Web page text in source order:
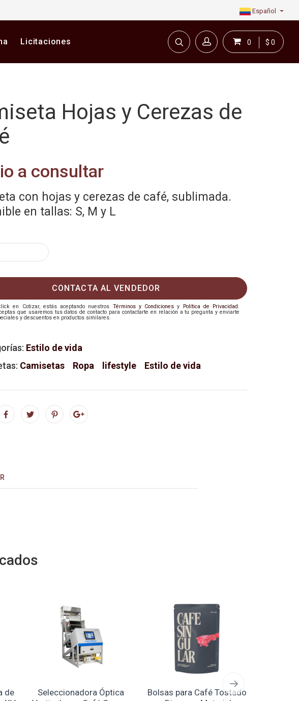
Español
Licitaciones 0 $ 0
Hojas y Cerezas de
a consultar
con hojas y cerezas de café, sublimada.
en tallas: S, M y L
CONTACTA AL VENDEDOR
en Cotizar, estás aceptando nuestros Términos y Condiciones y Política de Privacidad.
que usaremos tus datos de contacto para contactarte en relación a tu pregunta y enviarte
y descuentos en productos similares.
Estilo de vida
Camisetas Ropa lifestyle Estilo de vida
de
Seleccionadora Óptica
Bolsas para Café Tostado